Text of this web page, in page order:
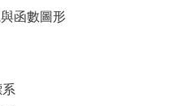
函數圖形